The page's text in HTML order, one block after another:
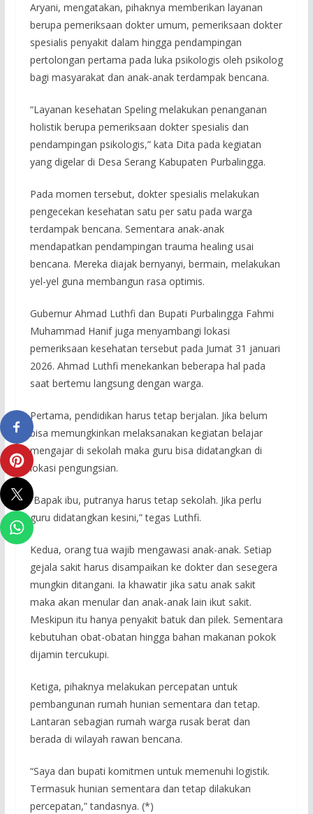
Aryani, mengatakan, pihaknya memberikan layanan
berupa pemeriksaan dokter umum, pemeriksaan dokter
spesialis penyakit dalam hingga pendampingan
pertolongan pertama pada luka psikologis oleh psikolog
bagi masyarakat dan anak-anak terdampak bencana.
“Layanan kesehatan Speling melakukan penanganan
holistik berupa pemeriksaan dokter spesialis dan
pendampingan psikologis,” kata Dita pada kegiatan
yang digelar di Desa Serang Kabupaten Purbalingga.
Pada momen tersebut, dokter spesialis melakukan
pengecekan kesehatan satu per satu pada warga
terdampak bencana. Sementara anak-anak
mendapatkan pendampingan trauma healing usai
bencana. Mereka diajak bernyanyi, bermain, melakukan
yel-yel guna membangun rasa optimis.
Gubernur Ahmad Luthfi dan Bupati Purbalingga Fahmi
Muhammad Hanif juga menyambangi lokasi
pemeriksaan kesehatan tersebut pada Jumat 31 januari
2026. Ahmad Luthfi menekankan beberapa hal pada
saat bertemu langsung dengan warga.
Pertama, pendidikan harus tetap berjalan. Jika belum
bisa memungkinkan melaksanakan kegiatan belajar
mengajar di sekolah maka guru bisa didatangkan di
lokasi pengungsian.
“Bapak ibu, putranya harus tetap sekolah. Jika perlu
guru didatangkan kesini,” tegas Luthfi.
Kedua, orang tua wajib mengawasi anak-anak. Setiap
gejala sakit harus disampaikan ke dokter dan sesegera
mungkin ditangani. Ia khawatir jika satu anak sakit
maka akan menular dan anak-anak lain ikut sakit.
Meskipun itu hanya penyakit batuk dan pilek. Sementara
kebutuhan obat-obatan hingga bahan makanan pokok
dijamin tercukupi.
Ketiga, pihaknya melakukan percepatan untuk
pembangunan rumah hunian sementara dan tetap.
Lantaran sebagian rumah warga rusak berat dan
berada di wilayah rawan bencana.
“Saya dan bupati komitmen untuk memenuhi logistik.
Termasuk hunian sementara dan tetap dilakukan
percepatan,” tandasnya. (*)